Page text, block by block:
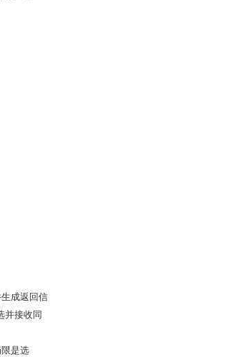
成返回信
并接收同
是选